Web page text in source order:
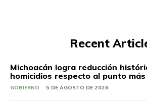
Recent
Michoacán logra reducción
homicidios respecto al punto
GOBIERNO 5 DE AGOSTO DE 2026